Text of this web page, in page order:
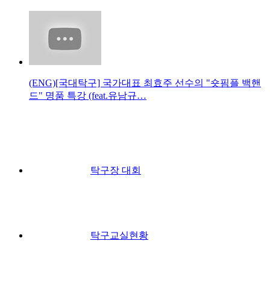
(ENG)[국대탁구] 국가대표 최효주 선수의 "숏핌플 백핸
드" 명품 특강 (feat.유남규…
탁구장 대회
탁구교실현황